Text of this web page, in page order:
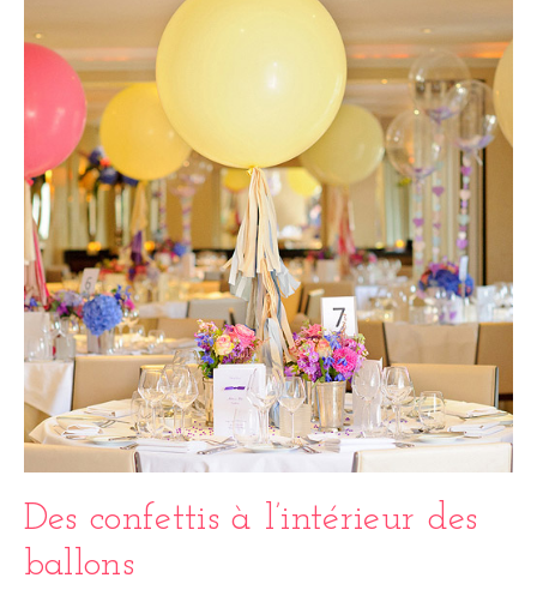
Des confettis à l’intérieur des
ballons